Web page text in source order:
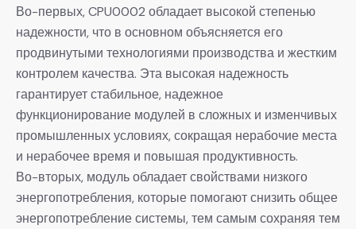
Во-первых, CPU0002 обладает высокой степенью
надежности, что в основном объясняется его
продвинутыми технологиями производства и жестким
контролем качества. Эта высокая надежность
гарантирует стабильное, надежное
функционирование модулей в сложных и изменчивых
промышленных условиях, сокращая нерабочие места
и нерабочее время и повышая продуктивность.
Во-вторых, модуль обладает свойствами низкого
энергопотребления, которые помогают снизить общее
энергопотребление системы, тем самым сохраняя тем